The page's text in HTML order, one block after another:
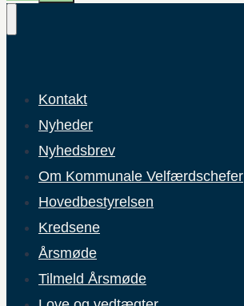
Kontakt
Nyheder
Nyhedsbrev
Om Kommunale Velfærdschefer
Hovedbestyrelsen
Kredsene
Årsmøde
Tilmeld Årsmøde